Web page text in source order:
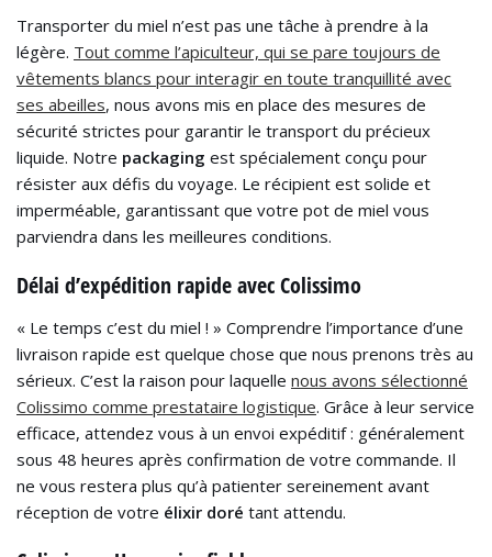
Transporter du miel n’est pas une tâche à prendre à la
légère. Tout comme l’apiculteur, qui se pare toujours de
vêtements blancs pour interagir en toute tranquillité avec
ses abeilles, nous avons mis en place des mesures de
sécurité strictes pour garantir le transport du précieux
liquide. Notre packaging est spécialement conçu pour
résister aux défis du voyage. Le récipient est solide et
imperméable, garantissant que votre pot de miel vous
parviendra dans les meilleures conditions.
Délai d’expédition rapide avec Colissimo
« Le temps c’est du miel ! » Comprendre l’importance d’une
livraison rapide est quelque chose que nous prenons très au
sérieux. C’est la raison pour laquelle nous avons sélectionné
Colissimo comme prestataire logistique. Grâce à leur service
efficace, attendez vous à un envoi expéditif : généralement
sous 48 heures après confirmation de votre commande. Il
ne vous restera plus qu’à patienter sereinement avant
réception de votre élixir doré tant attendu.